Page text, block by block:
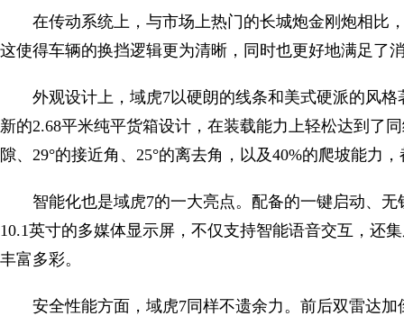
在传动系统上，与市场上热门的长城炮金刚炮相比
这使得车辆的换挡逻辑更为清晰，同时也更好地满足了
外观设计上，域虎7以硬朗的线条和美式硬派的风
新的2.68平米纯平货箱设计，在装载能力上轻松达到了
隙、29°的接近角、25°的离去角，以及40%的爬坡能力
智能化也是域虎7的一大亮点。配备的一键启动、
10.1英寸的多媒体显示屏，不仅支持智能语音交互，还
丰富多彩。
安全性能方面，域虎7同样不遗余力。前后双雷达